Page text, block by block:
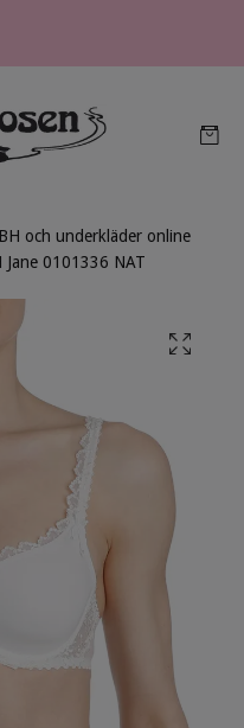
och underkläder online
0101336 NAT